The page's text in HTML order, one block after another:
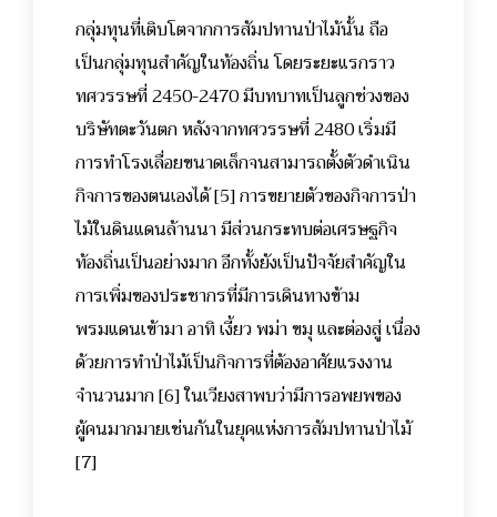
กลุ่มทุนที่เติบโตจากการสัมปทานป่าไม้นั้น ถือ
เป็นกลุ่มทุนสำคัญในท้องถิ่น โดยระยะแรกราว
ทศวรรษที่ 2450-2470 มีบทบาทเป็นลูกช่วงของ
บริษัทตะวันตก หลังจากทศวรรษที่ 2480 เริ่มมี
การทำโรงเลื่อยขนาดเล็กจนสามารถตั้งตัวดำเนิน
กิจการของตนเองได้ [5] การขยายตัวของกิจการป่า
ไม้ในดินแดนล้านนา มีส่วนกระทบต่อเศรษฐกิจ
ท้องถิ่นเป็นอย่างมาก อีกทั้งยังเป็นปัจจัยสำคัญใน
การเพิ่มของประชากรที่มีการเดินทางข้าม
พรมแดนเข้ามา อาทิ เงี้ยว พม่า ขมุ และต่องสู่ เนื่อง
ด้วยการทำป่าไม้เป็นกิจการที่ต้องอาศัยแรงงาน
จำนวนมาก [6] ในเวียงสาพบว่ามีการอพยพของ
ผู้คนมากมายเช่นกันในยุคแห่งการสัมปทานป่าไม้
[7]